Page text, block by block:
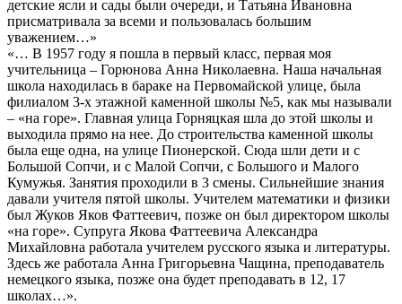
детские ясли и сады были очереди, и Татьяна Ивановна
присматривала за всеми и пользовалась большим
уважением…»
«… В 1957 году я пошла в первый класс, первая моя
учительница – Горюнова Анна Николаевна. Наша начальная
школа находилась в бараке на Первомайской улице, была
филиалом 3-х этажной каменной школы №5, как мы называли
– «на горе». Главная улица Горняцкая шла до этой школы и
выходила прямо на нее. До строительства каменной школы
была еще одна, на улице Пионерской. Сюда шли дети и с
Большой Сопчи, и с Малой Сопчи, с Большого и Малого
Кумужья. Занятия проходили в 3 смены. Сильнейшие знания
давали учителя пятой школы. Учителем математики и физики
был Жуков Яков Фаттеевич, позже он был директором школы
«на горе». Супруга Якова Фаттеевича Александра
Михайловна работала учителем русского языка и литературы.
Здесь же работала Анна Григорьевна Чащина, преподаватель
немецкого языка, позже она будет преподавать в 12, 17
школах…».